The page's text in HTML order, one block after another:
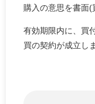
購入の意思を書面(
有効期限内に、買
買の契約が成立し